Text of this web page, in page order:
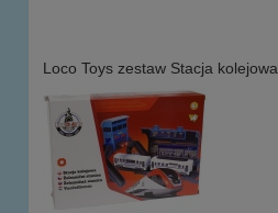
Loco Toys zestaw Stacja kolejowa